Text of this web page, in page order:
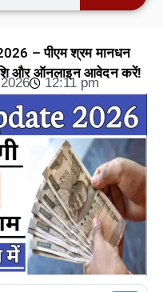
– पीएम श्रम मानधन
और ऑनलाइन आवेदन करें!
12:11 pm